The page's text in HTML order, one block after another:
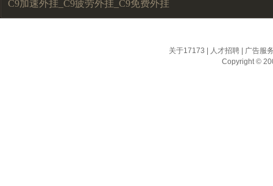
C9加速外挂_C9疲劳外挂_C9免费外挂
关于17173 人才招聘
广告服
Copyright ©